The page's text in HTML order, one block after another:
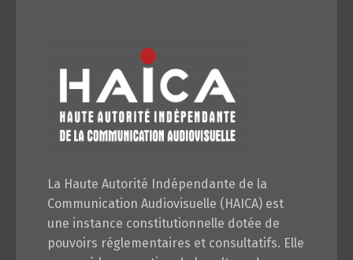
La Haute Autorité Indépendante de la
Communication Audiovisuelle (HAICA) est
une instance constitutionnelle dotée de
pouvoirs réglementaires et consultatifs. Elle